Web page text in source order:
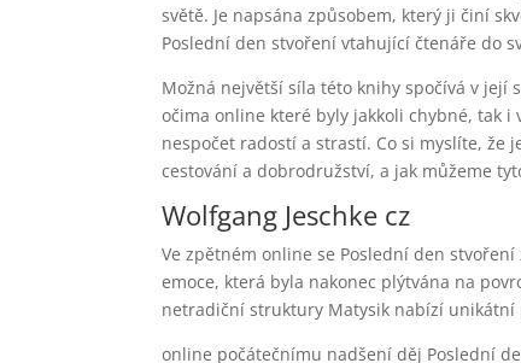
světě. Je napsána způsobem, který ji činí
Poslední den stvoření vtahující čtenáře do
Možná největší síla této knihy spočívá v
očima online které byly jakkoli chybné, tak
nespočet radostí a strastí. Co si myslíte, že
cestování a dobrodružství, a jak můžeme
Wolfgang Jeschke cz
Ve zpětném online se Poslední den
emoce, která byla nakonec plýtvána na
netradiční struktury Matysik nabízí unikátní
online počátečnímu nadšení děj Poslední